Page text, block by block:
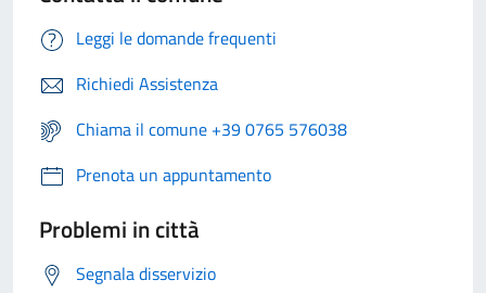
Leggi le domande frequenti
Richiedi Assistenza
Chiama il comune +39 0765 576038
Prenota un appuntamento
Problemi in città
Segnala disservizio